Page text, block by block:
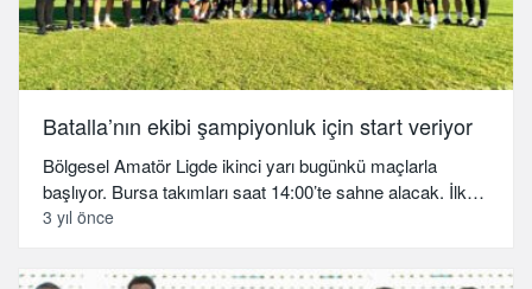
Batalla’nın ekibi şampiyonluk için start veriyor
Bölgesel Amatör Ligde ikinci yarı bugünkü maçlarla
başlıyor. Bursa takımları saat 14:00’te sahne alacak. İlk…
3 yıl önce